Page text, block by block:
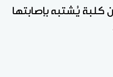
يُشتبه بإصابتها